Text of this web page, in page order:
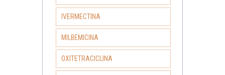
IVERMECTINA
MILBEMICINA
OXITETRACICLINA